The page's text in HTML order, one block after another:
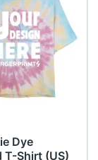
Dye
T-Shirt (US)